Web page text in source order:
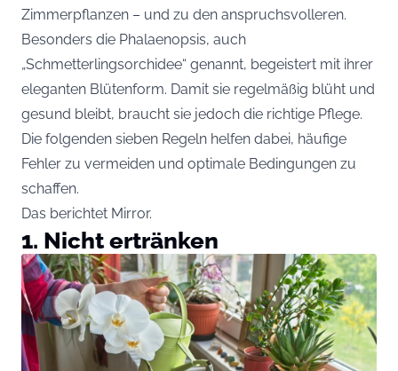
Zimmerpflanzen – und zu den anspruchsvolleren.
Besonders die Phalaenopsis, auch
„Schmetterlingsorchidee“ genannt, begeistert mit ihrer
eleganten Blütenform. Damit sie regelmäßig blüht und
gesund bleibt, braucht sie jedoch die richtige Pflege.
Die folgenden sieben Regeln helfen dabei, häufige
Fehler zu vermeiden und optimale Bedingungen zu
schaffen.
Das berichtet Mirror.
1. Nicht ertränken